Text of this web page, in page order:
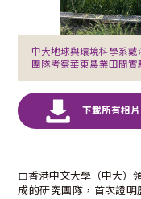
中大地球與環境科學系
團隊考察華東農業田間實
由香港中文大學（中大）
成的研究團隊，首次證